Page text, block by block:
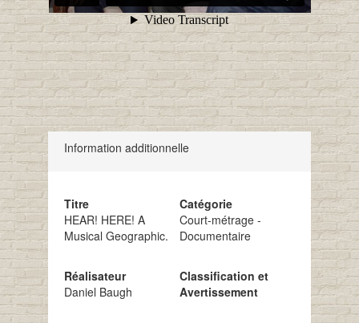
Information additionnelle
Titre
HEAR! HERE! A
Musical Geographic.
Réalisateur
Daniel Baugh
Catégorie
Court-métrage -
Documentaire
Classification et
Avertissement